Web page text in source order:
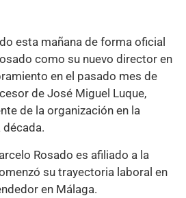
esta mañana de forma oficial
como su nuevo director en
en el pasado mes de
de José Miguel Luque,
de la organización en la
década.
Rosado es afiliado a la
su trayectoria laboral en
en Málaga.